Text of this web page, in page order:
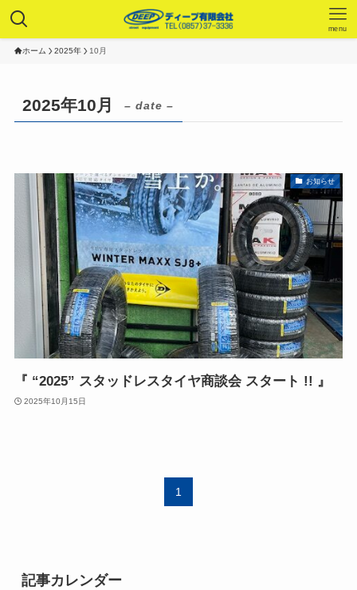
menu
ホーム 2025年 10月
2025年10月 – date –
お知らせ
『 “2025” スタッドレスタイヤ商談会 スタート !! 』
2025年10月15日
1
記事カレンダー